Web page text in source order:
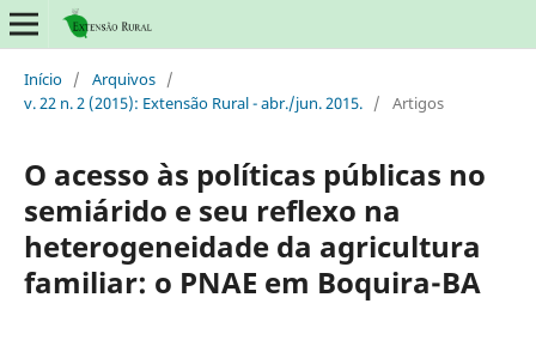
Início / Arquivos /
v. 22 n. 2 (2015): Extensão Rural - abr./jun. 2015. / Artigos
O acesso às políticas públicas no
semiárido e seu reflexo na
heterogeneidade da agricultura
familiar: o PNAE em Boquira-BA